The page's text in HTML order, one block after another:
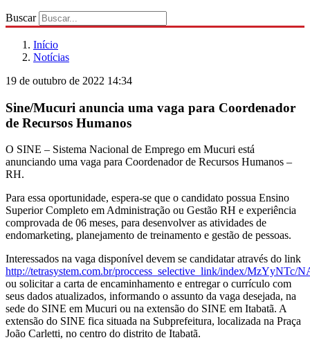
Buscar
Início
Notícias
19 de outubro de 2022 14:34
Sine/Mucuri anuncia uma vaga para Coordenador
de Recursos Humanos
O SINE – Sistema Nacional de Emprego em Mucuri está
anunciando uma vaga para Coordenador de Recursos Humanos –
RH.
Para essa oportunidade, espera-se que o candidato possua Ensino
Superior Completo em Administração ou Gestão RH e experiência
comprovada de 06 meses, para desenvolver as atividades de
endomarketing, planejamento de treinamento e gestão de pessoas.
Interessados na vaga disponível devem se candidatar através do link
http://tetrasystem.com.br/proccess_selective_link/index/MzYyNTc/
ou solicitar a carta de encaminhamento e entregar o currículo com
seus dados atualizados, informando o assunto da vaga desejada, na
sede do SINE em Mucuri ou na extensão do SINE em Itabatã. A
extensão do SINE fica situada na Subprefeitura, localizada na Praça
João Carletti, no centro do distrito de Itabatã.